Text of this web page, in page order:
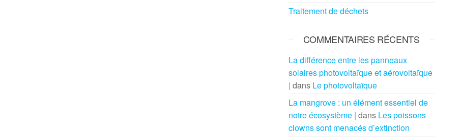
Traitement de déchets
COMMENTAIRES RÉCENTS
La différence entre les panneaux
solaires photovoltaïque et aérovoltaïque
| dans Le photovoltaïque
La mangrove : un élément essentiel de
notre écosystème | dans Les poissons
clowns sont menacés d’extinction